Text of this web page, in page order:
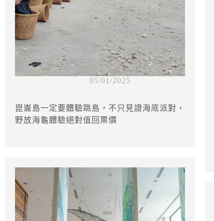
05/01/2025
崑崙島一定要體驗跳島，不只見證海底派對，
野放海龜體驗絕對值回票價